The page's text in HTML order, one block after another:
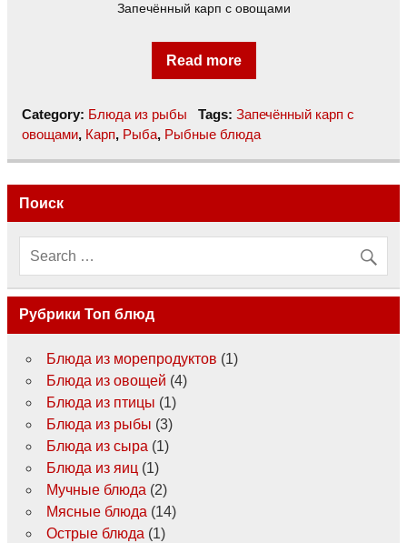
Запечённый карп с овощами
Read more
Category: Блюда из рыбы Tags: Запечённый карп с
овощами, Карп, Рыба, Рыбные блюда
Поиск
Рубрики Топ блюд
Блюда из морепродуктов (1)
Блюда из овощей (4)
Блюда из птицы (1)
Блюда из рыбы (3)
Блюда из сыра (1)
Блюда из яиц (1)
Мучные блюда (2)
Мясные блюда (14)
Острые блюда (1)